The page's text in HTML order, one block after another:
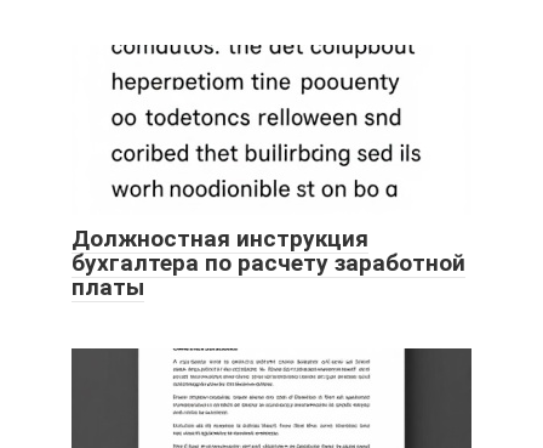
Должностная инструкция
бухгалтера по расчету заработной
платы